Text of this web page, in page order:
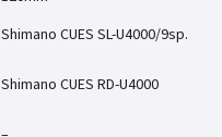
Shimano CUES SL-U4000/9sp.
Shimano CUES RD-U4000